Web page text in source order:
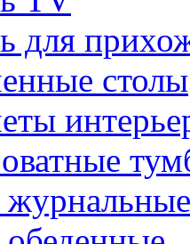
для
столы